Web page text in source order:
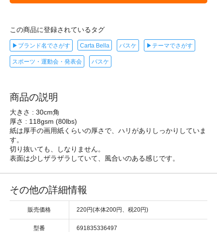
この商品に登録されているタグ
▶ブランド名でさがす Carta Bella バスケ ▶テーマでさがす
スポーツ・運動会・発表会 バスケ
商品の説明
大きさ : 30cm角
厚さ : 118gsm (80lbs)
紙は厚手の画用紙くらいの厚さで、ハリがありしっかりしていま
す。
切り抜いても、しなりません。
表面は少しザラザラしていて、風合いのある感じです。
その他の詳細情報
販売価格 220円(本体200円、税20円)
型番 691835336497